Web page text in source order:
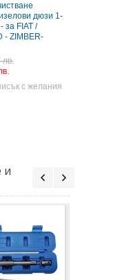
дюзи 1-
за FIAT /
- ZIMBER-
лв.
с желания
и